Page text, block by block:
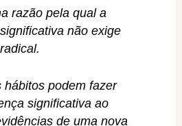
razão pela qual a
não exige
hábitos podem fazer
significativa ao
de uma nova